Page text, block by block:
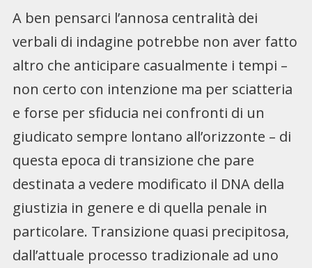
A ben pensarci l’annosa centralità dei
verbali di indagine potrebbe non aver fatto
altro che anticipare casualmente i tempi –
non certo con intenzione ma per sciatteria
e forse per sfiducia nei confronti di un
giudicato sempre lontano all’orizzonte – di
questa epoca di transizione che pare
destinata a vedere modificato il DNA della
giustizia in genere e di quella penale in
particolare. Transizione quasi precipitosa,
dall’attuale processo tradizionale ad uno